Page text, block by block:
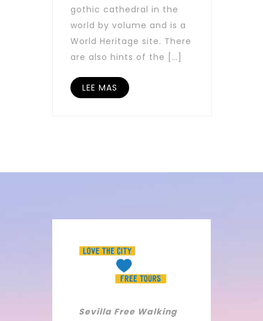
gothic cathedral in the
world by volume and is a
World Heritage site. There
are also hints of the […]
LEE MAS
Sevilla Free Walking